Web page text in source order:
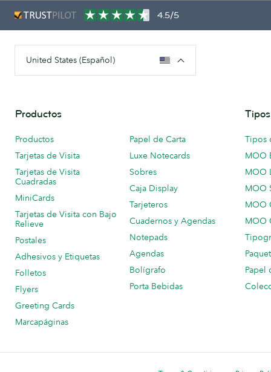
4.5/5
United States (Español)
Productos
Productos
Tarjetas de Visita
Tarjetas de Visita
Cuadradas
MiniCards
Tarjetas de Visita con Bajo
Relieve
Postales
Adhesivos y Etiquetas
Folletos
Flyers
Greeting Cards
Marcapáginas
Papel de Carta
Luxe Notecards
Sobres
Caja Display
Tarjeteros
Cuadernos y Agendas
Notepads
Agendas
Bolígrafo
Porta Bebidas
Tipos
MOO
MOO
MOO
MOO
MOO
Papel